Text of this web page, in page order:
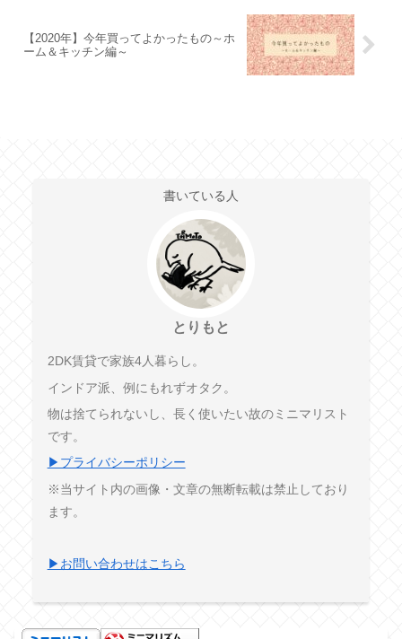
【2020年】今年買ってよかったもの～ホ
ーム＆キッチン編～
書いている人
とりもと
2DK賃貸で家族4人暮らし。
インドア派、例にもれずオタク。
物は捨てられないし、長く使いたい故のミニマリスト
です。
▶プライバシーポリシー
※当サイト内の画像・文章の無断転載は禁止しており
ます。
▶お問い合わせはこちら